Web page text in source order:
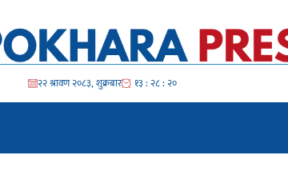
२२ श्रावण २०८३, शुक्रबार १३ : २८ : २१